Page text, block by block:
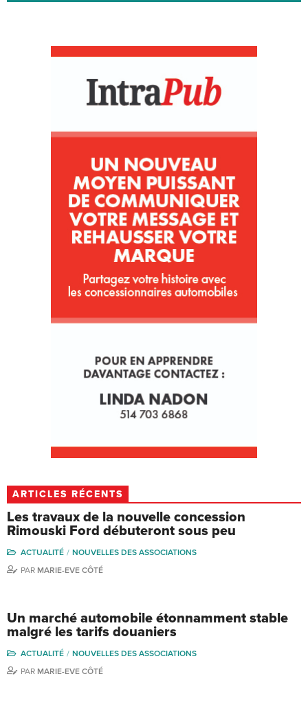
ARTICLES RÉCENTS
Les travaux de la nouvelle concession
Rimouski Ford débuteront sous peu
ACTUALITÉ
NOUVELLES DES ASSOCIATIONS
PAR MARIE-EVE CÔTÉ
Un marché automobile étonnamment stable
malgré les tarifs douaniers
ACTUALITÉ
NOUVELLES DES ASSOCIATIONS
PAR MARIE-EVE CÔTÉ